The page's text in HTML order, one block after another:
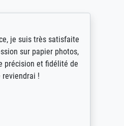
zeer positief.
kunstenaars
werk (na
van voor af aan).